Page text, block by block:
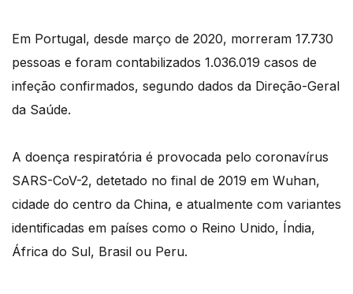
Em Portugal, desde março de 2020, morreram 17.730
pessoas e foram contabilizados 1.036.019 casos de
infeção confirmados, segundo dados da Direção-Geral
da Saúde.
A doença respiratória é provocada pelo coronavírus
SARS-CoV-2, detetado no final de 2019 em Wuhan,
cidade do centro da China, e atualmente com variantes
identificadas em países como o Reino Unido, Índia,
África do Sul, Brasil ou Peru.